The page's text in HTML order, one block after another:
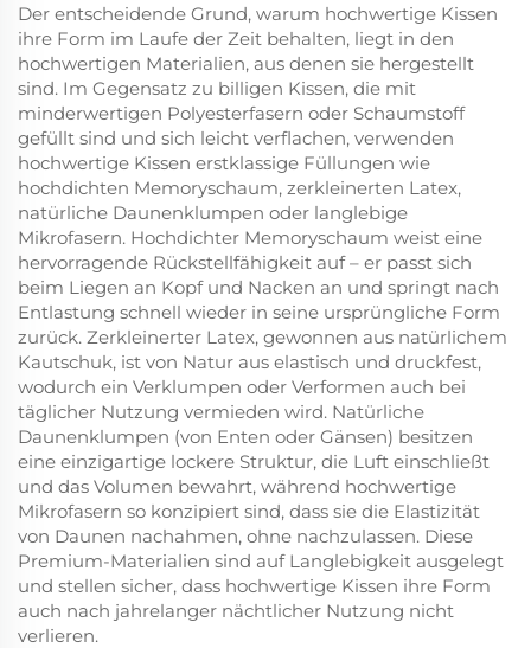
Der entscheidende Grund, warum hochwertige Kissen
ihre Form im Laufe der Zeit behalten, liegt in den
hochwertigen Materialien, aus denen sie hergestellt
sind. Im Gegensatz zu billigen Kissen, die mit
minderwertigen Polyesterfasern oder Schaumstoff
gefüllt sind und sich leicht verflachen, verwenden
hochwertige Kissen erstklassige Füllungen wie
hochdichten Memoryschaum, zerkleinerten Latex,
natürliche Daunenklumpen oder langlebige
Mikrofasern. Hochdichter Memoryschaum weist eine
hervorragende Rückstellfähigkeit auf – er passt sich
beim Liegen an Kopf und Nacken an und springt nach
Entlastung schnell wieder in seine ursprüngliche Form
zurück. Zerkleinerter Latex, gewonnen aus natürlichem
Kautschuk, ist von Natur aus elastisch und druckfest,
wodurch ein Verklumpen oder Verformen auch bei
täglicher Nutzung vermieden wird. Natürliche
Daunenklumpen (von Enten oder Gänsen) besitzen
eine einzigartige lockere Struktur, die Luft einschließt
und das Volumen bewahrt, während hochwertige
Mikrofasern so konzipiert sind, dass sie die Elastizität
von Daunen nachahmen, ohne nachzulassen. Diese
Premium-Materialien sind auf Langlebigkeit ausgelegt
und stellen sicher, dass hochwertige Kissen ihre Form
auch nach jahrelanger nächtlicher Nutzung nicht
verlieren.